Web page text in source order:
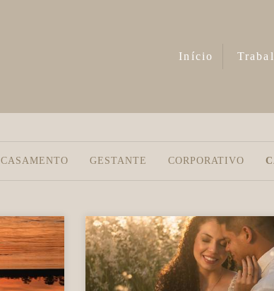
Início
CASAMENTO GESTANTE CORPORATIVO